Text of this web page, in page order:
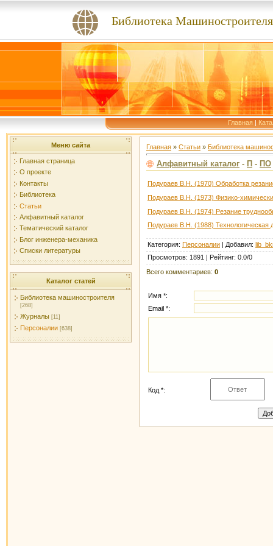
Библиотека Машиностроителя
Главная|
Меню сайта
Главная страница
О проекте
Контакты
Библиотека
Статьи
Алфавитный каталог
Тематический каталог
Блог инженера-механика
Списки литературы
Каталог статей
Библиотека машиностроителя
[268]
Журналы [11]
Персоналии [638]
Главная » Статьи » Библиотека
Алфавитный каталог - П - ПО
Подураев В.Н. (1970) Обработка
Подураев В.Н. (1973) Физико-
Подураев В.Н. (1974) Резание
Подураев В.Н. (1988) Технологическая
Категория: Персоналии | Добавил:
Просмотров: 1891 | Рейтинг: 0.0/0
Всего комментариев: 0
Имя *:
Email *:
Код *: